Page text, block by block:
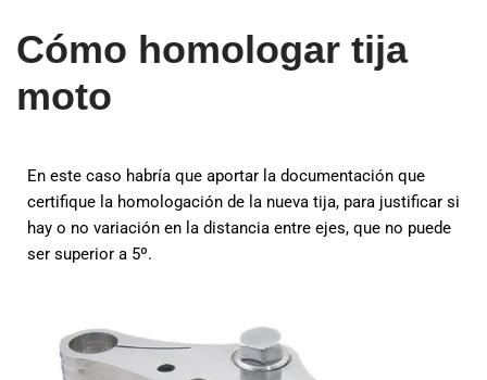
Cómo homologar tija
moto
En este caso habría que aportar la documentación que
certifique la homologación de la nueva tija, para justificar si
hay o no variación en la distancia entre ejes, que no puede
ser superior a 5º.